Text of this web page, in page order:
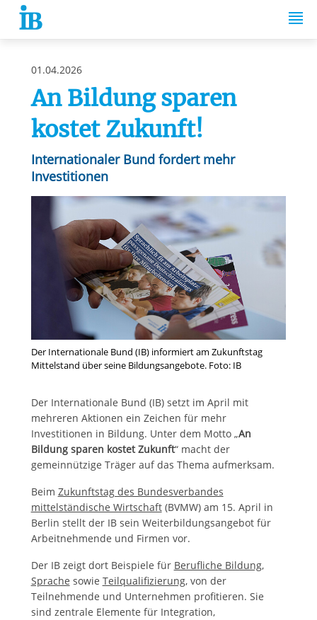
Springe zum Inhalt
01.04.2026
An Bildung sparen
kostet Zukunft!
Internationaler Bund fordert mehr
Investitionen
Der Internationale Bund (IB) informiert am Zukunftstag
Mittelstand über seine Bildungsangebote. Foto: IB
Der Internationale Bund (IB) setzt im April mit
mehreren Aktionen ein Zeichen für mehr
Investitionen in Bildung. Unter dem Motto „An
Bildung sparen kostet Zukunft“ macht der
gemeinnützige Träger auf das Thema aufmerksam.
Beim Zukunftstag des Bundesverbandes
mittelständische Wirtschaft(BVMW) am 15. April in
Berlin stellt der IB sein Weiterbildungsangebot für
Arbeitnehmende und Firmen vor.
Der IB zeigt dort Beispiele für Berufliche Bildung,
Sprache sowie Teilqualifizierung, von der
Teilnehmende und Unternehmen profitieren. Sie
sind zentrale Elemente für Integration,